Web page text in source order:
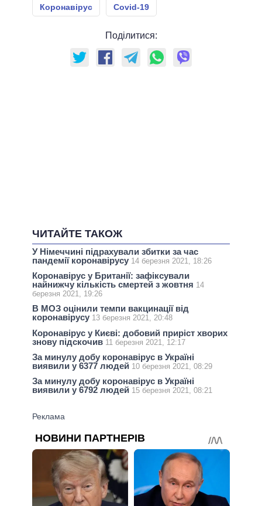
Коронавірус Covid-19
Поділитися:
ЧИТАЙТЕ ТАКОЖ
У Німеччині підрахували збитки за час
пандемії коронавірусу 14 березня 2021, 18:26
Коронавірус у Британії: зафіксували
найнижчу кількість смертей з жовтня 14
березня 2021, 19:26
В МОЗ оцінили темпи вакцинації від
коронавірусу 13 березня 2021, 20:48
Коронавірус у Києві: добовий приріст хворих
знову підскочив 11 березня 2021, 12:17
За минулу добу коронавірус в Україні
виявили у 6377 людей 10 березня 2021, 08:29
За минулу добу коронавірус в Україні
виявили у 6792 людей 15 березня 2021, 08:21